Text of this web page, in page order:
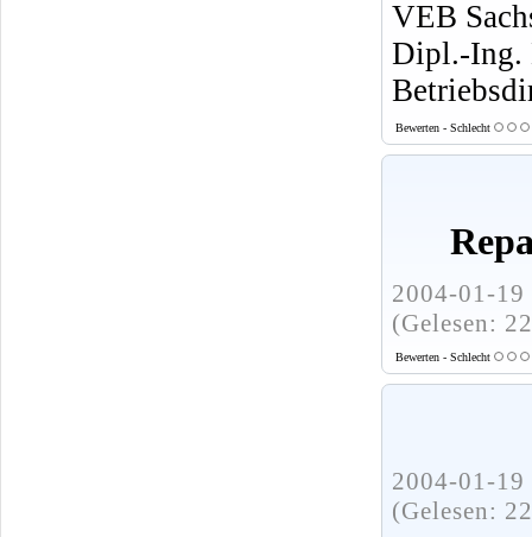
VEB
Dipl.-Ing.
Bewerten - Schlecht
2004-01-
(Gelesen:
Bewerten - Schlecht
2004-01-
(Gelesen: